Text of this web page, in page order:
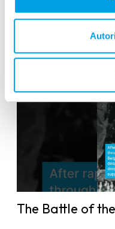
Interview with
Gent
The Battle of